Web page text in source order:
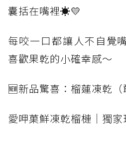
囊括在嘴裡☀️💛
每咬一口都讓人不自覺
喜歡果乾的小確幸感～
🆕新品驚喜：榴蓮凍乾（
愛呷菓鮮凍乾榴槤｜獨